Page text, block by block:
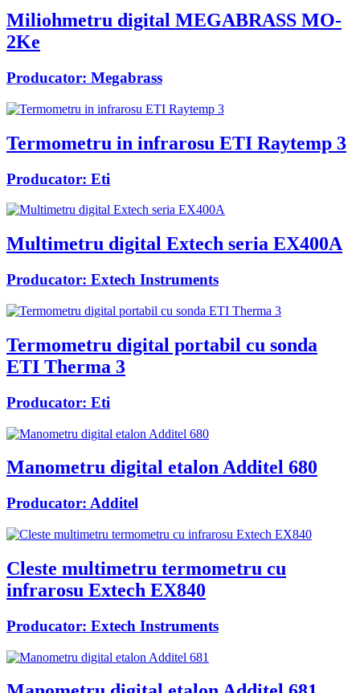
Miliohmetru digital MEGABRASS MO-
2Ke
Producator: Megabrass
Termometru in infrarosu ETI Raytemp 3
Producator: Eti
Multimetru digital Extech seria EX400A
Producator: Extech Instruments
Termometru digital portabil cu sonda
ETI Therma 3
Producator: Eti
Manometru digital etalon Additel 680
Producator: Additel
Cleste multimetru termometru cu
infrarosu Extech EX840
Producator: Extech Instruments